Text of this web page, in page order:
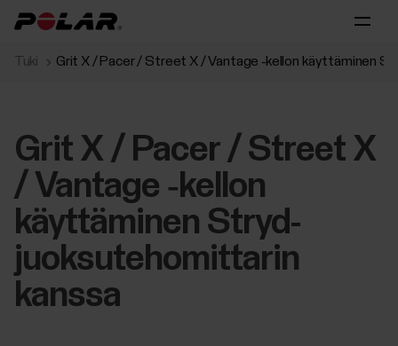
Tuki Grit X / Pacer / Street X / Vantage ‑kellon käyttäminen
Grit X / Pacer / Street X
/ Vantage ‑kellon
käyttäminen Stryd-
juoksutehomittarin
kanssa